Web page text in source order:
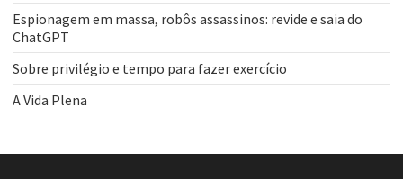
Espionagem em massa, robôs assassinos: revide e saia do
ChatGPT
Sobre privilégio e tempo para fazer exercício
A Vida Plena